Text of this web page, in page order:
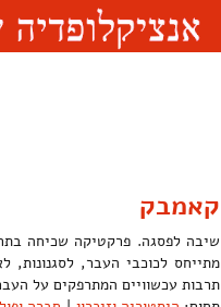
קאמבק
שיבה לפסגה. פרקטיקה שכיחה
מתייחס לכוכבי העבר, לסגנונות,
תרבות עכשוויים המתרפקים על